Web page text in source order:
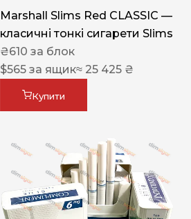
MAN
Arizona
Marshall Slims Red CLASSIC —
класичні тонкі сигарети Slims
₴610 за блок
$565 за ящик≈ 25 425 ₴
Купити